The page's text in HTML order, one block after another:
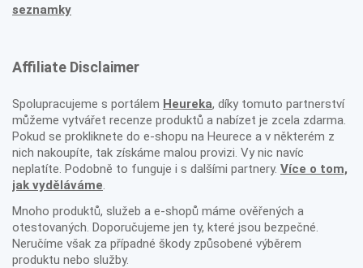
seznamky
Affiliate Disclaimer
Spolupracujeme s portálem Heureka, díky tomuto partnerství
můžeme vytvářet recenze produktů a nabízet je zcela zdarma.
Pokud se prokliknete do e-shopu na Heurece a v některém z
nich nakoupíte, tak získáme malou provizi. Vy nic navíc
neplatíte. Podobně to funguje i s dalšími partnery. Více o tom,
jak vyděláváme.
Mnoho produktů, služeb a e-shopů máme ověřených a
otestovaných. Doporučujeme jen ty, které jsou bezpečné.
Neručíme však za případné škody způsobené výběrem
produktu nebo služby.